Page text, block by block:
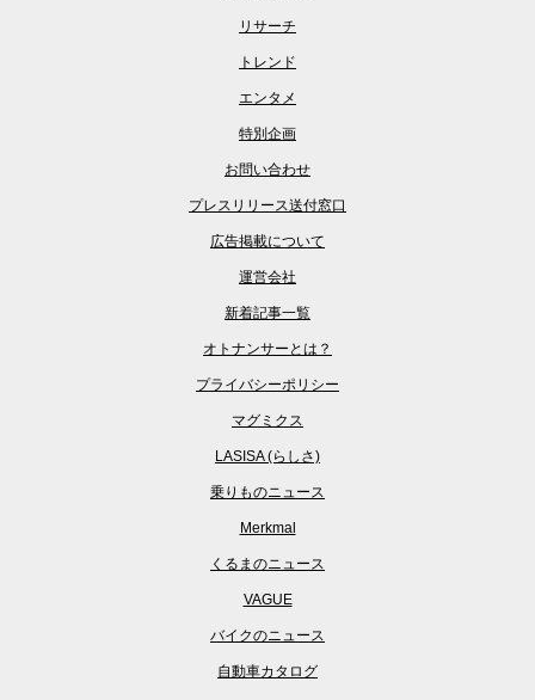
リサーチ
トレンド
エンタメ
特別企画
お問い合わせ
プレスリリース送付窓口
広告掲載について
運営会社
新着記事一覧
オトナンサーとは？
プライバシーポリシー
マグミクス
LASISA (らしさ)
乗りものニュース
Merkmal
くるまのニュース
VAGUE
バイクのニュース
自動車カタログ